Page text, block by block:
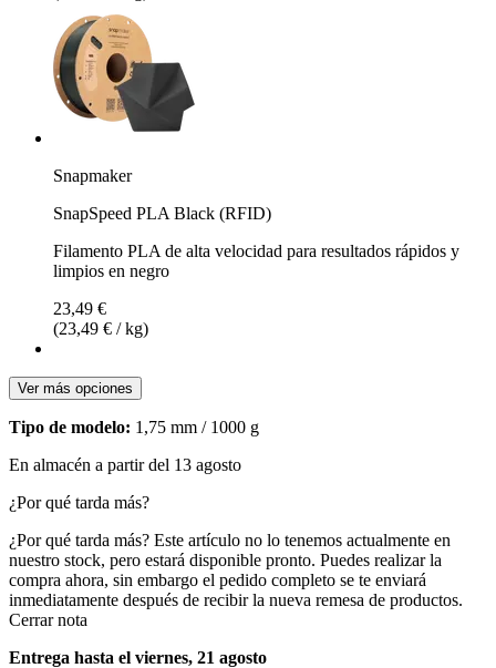
Snapmaker
SnapSpeed PLA Black (RFID)
Filamento PLA de alta velocidad para resultados rápidos y
limpios en negro
23,49 €
(23,49 € / kg)
Ver más opciones
Tipo de modelo: 1,75 mm / 1000 g
En almacén a partir del 13 agosto
¿Por qué tarda más?
¿Por qué tarda más? Este artículo no lo tenemos actualmente en
nuestro stock, pero estará disponible pronto. Puedes realizar la
compra ahora, sin embargo el pedido completo se te enviará
inmediatamente después de recibir la nueva remesa de productos.
Cerrar nota
Entrega hasta el viernes, 21 agosto